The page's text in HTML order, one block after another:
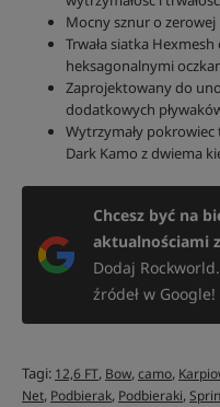
Mocny sznur o
Trwała siatka
heksagonalnymi
Zaprojektowany do
dodatkowych
Wytrzymały
Dark Kamo z dwiema
Chcesz być na
aktualnościami
Dodaj
źródeł w Google!
Tagi: 12,6 FT, Bow,camo,
Net, Podbierak, Podbieraki,